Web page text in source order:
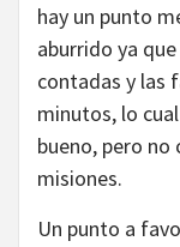
hay un punto
aburrido ya
contadas y las
minutos, lo
bueno, pero no
misiones.
Un punto a